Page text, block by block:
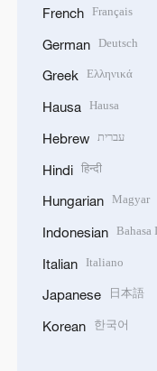
French Français
German Deutsch
Greek Ελληνικά
Hausa Hausa
Hebrew עברית
Hindi हिन्दी
Hungarian Magyar
Indonesian Bahasa
Italian Italiano
Japanese 日本語
Korean 한국어